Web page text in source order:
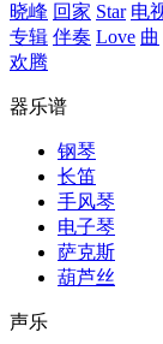
晓峰 回家 Star 电
专辑 伴奏 Love 曲
欢腾
器乐谱
钢琴
长笛
手风琴
电子琴
萨克斯
葫芦丝
声乐